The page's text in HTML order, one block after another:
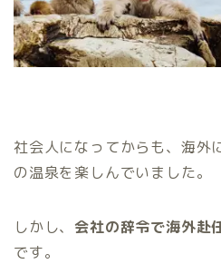
社会人になってからも、海外
の温泉を楽しんでいました。
しかし、 会社の辞令で海外赴
です。